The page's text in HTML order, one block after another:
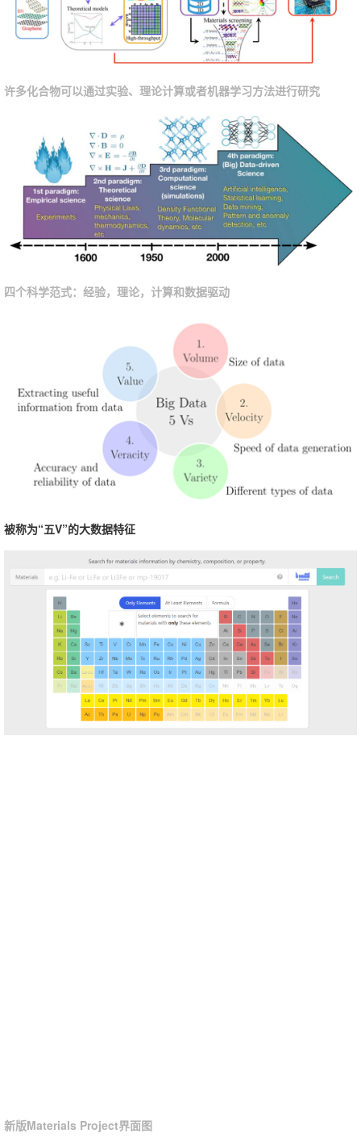
许多化合物可以通过实验、理论计算或者机器学习方法进行研究
四个科学范式：经验，理论，计算和数据驱动
被称为“五V”的大数据特征
新版Materials Project界面图